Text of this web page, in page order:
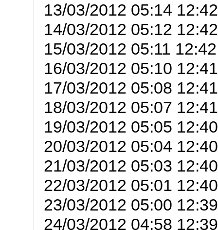
13/03/2012 05:14
14/03/2012 05:12
15/03/2012 05:11
16/03/2012 05:10
17/03/2012 05:08
18/03/2012 05:07
19/03/2012 05:05
20/03/2012 05:04
21/03/2012 05:03
22/03/2012 05:01
23/03/2012 05:00
24/03/2012 04:58